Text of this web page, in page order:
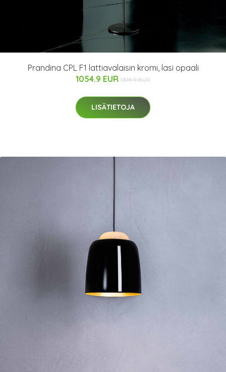
Prandina CPL F1 lattiavalaisin kromi, lasi opaali
1054.9 EUR 1318.9 EUR
LISÄTIETOJA